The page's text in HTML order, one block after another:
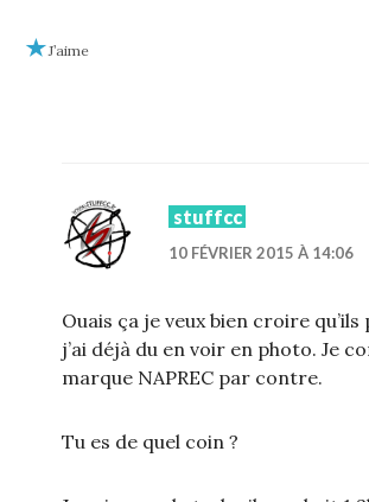
J’aime
stuffcc
10 FÉVRIER 2015 À 14:06
Ouais ça je veux bien croire
j’ai déjà du en voir en photo. Je
marque NAPREC par contre.
Tu es de quel coin ?